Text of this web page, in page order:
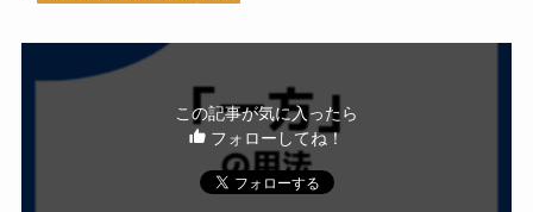
この記事が気に入ったら
フォローしてね！